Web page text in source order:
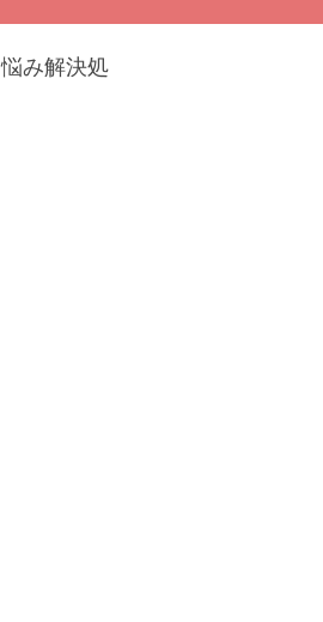
悩み解決処